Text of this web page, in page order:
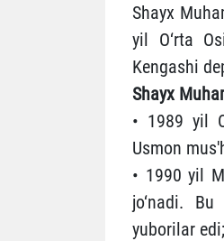
Shayx
yil O‘rta
Kengashi
Shayx
• 1989 yil
Usmon
• 1990 yil
jo‘nadi.
yuborilar edi;